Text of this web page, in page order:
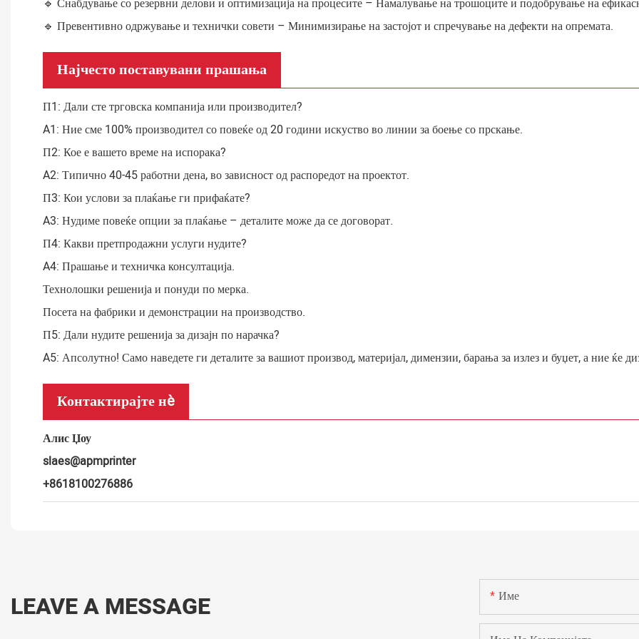
🔹 Превентивно одржување и технички совети – Минимизирање на застојот и спречување на дефекти на опремата.
Најчесто поставувани прашања
П1: Дали сте трговска компанија или производител?
A1: Ние сме 100% производител со повеќе од 20 години искуство во линии за боење со прскање.
П2: Кое е вашето време на испорака?
A2: Типично 40-45 работни дена, во зависност од распоредот на проектот.
П3: Кои услови за плаќање ги прифаќате?
A3: Нудиме повеќе опции за плаќање – деталите може да се договорат.
П4: Какви претпродажни услуги нудите?
A4: Прашање и техничка консултација.
Технолошки решенија и понуди по мерка.
Посета на фабрики и демонстрации на производство.
П5: Дали нудите решенија за дизајн по нарачка?
A5: Апсолутно! Само наведете ги деталите за вашиот производ, материјал, димензии, барања за излез и буџет, а ние ќе
Контактирајте нè
Алис Џоу
slaes@apmprinter
+8618100276886
LEAVE A MESSAGE Име